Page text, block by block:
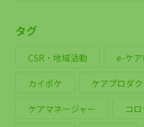
タグ
CSR・地域活動 e-ケ
カイポケ ケアプロダ
ケアマネージャー コ